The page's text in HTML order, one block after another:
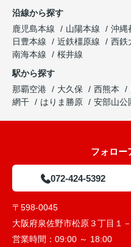
沿線から探す
鹿児島本線
山陽本線 沖縄
日豊本線
近鉄橿原線 西鉄
南海本線
桜井線
駅から探す
那覇空港
大久保 西熊本
網干
はりま勝原 安部山公
フォロー
072-424-5392
〒598-0045
大阪府泉佐野市松原３丁目１
営業時間： 09:00 ～ 18:00